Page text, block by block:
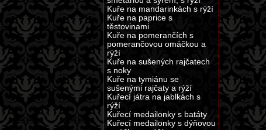
Kuře na mandarinkách s rýží
Kuře na paprice s
těstovinami
Kuře na pomerančích s
pomerančovou omáčkou a
rýží
Kuře na sušených rajčatech
s noky
Kuře na tymiánu se
sušenými rajčaty a rýží
Kuřecí játra na jablkách s
rýží
Kuřecí medailonky s batáty
Kuřecí medailonky s dýňovou